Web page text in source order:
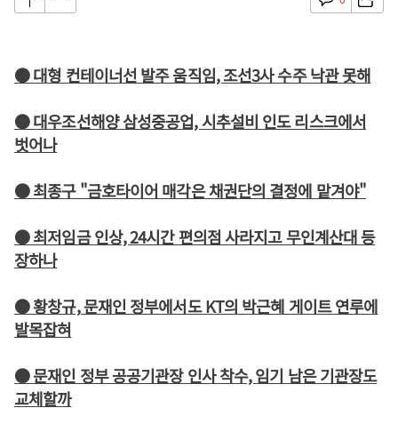
● 대형 컨테이너선 발주 움직임, 조선3사 수주 낙관 못해
● 대우조선해양 삼성중공업, 시추설비 인도 리스크에서
벗어나
● 최종구 "금호타이어 매각은 채권단의 결정에 맡겨야"
● 최저임금 인상, 24시간 편의점 사라지고 무인계산대 등
장하나
● 황창규, 문재인 정부에서도 KT의 박근혜 게이트 연루에
발목잡혀
● 문재인 정부 공공기관장 인사 착수, 임기 남은 기관장도
교체할까